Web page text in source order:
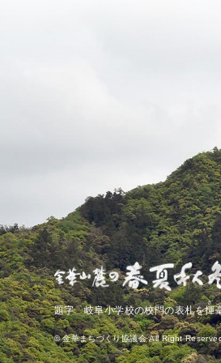
題字 岐阜小学校の校門の表札を揮
き ご
© 金華まちづくり協議会 All Right